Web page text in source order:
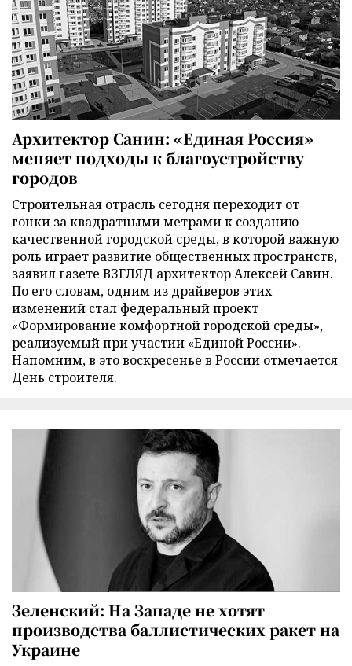
Архитектор Санин: «Единая Россия»
меняет подходы к благоустройству
городов
Строительная отрасль сегодня переходит от
гонки за квадратными метрами к созданию
качественной городской среды, в которой важную
роль играет развитие общественных пространств,
заявил газете ВЗГЛЯД архитектор Алексей Савин.
По его словам, одним из драйверов этих
изменений стал федеральный проект
«Формирование комфортной городской среды»,
реализуемый при участии «Единой России».
Напомним, в это воскресенье в России отмечается
День строителя.
Зеленский: На Западе не хотят
производства баллистических ракет на
Украине